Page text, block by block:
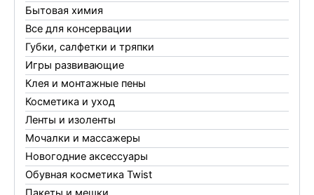
Бытовая химия
Все для консервации
Губки, салфетки и тряпки
Игры развивающие
Клея и монтажные пены
Косметика и уход
Ленты и изоленты
Мочалки и массажеры
Новогодние аксессуары
Обувная косметика Twist